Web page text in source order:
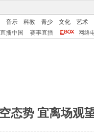
音乐 科教 青少 文化
艺术
直播中国 赛事直播 网络
态势 宜离场观